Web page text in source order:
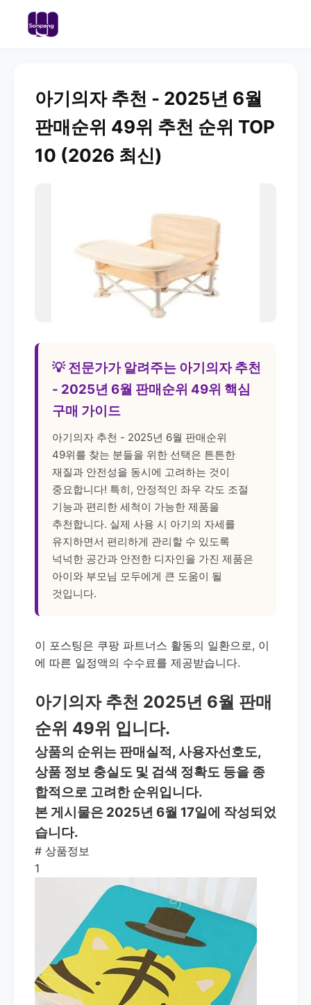
아기의자 추천 - 2025년 6월
판매순위 49위 추천 순위 TOP
10 (2026 최신)
💡 전문가가 알려주는 아기의자 추천
- 2025년 6월 판매순위 49위 핵심
구매 가이드
아기의자 추천 - 2025년 6월 판매순위
49위를 찾는 분들을 위한 선택은 튼튼한
재질과 안전성을 동시에 고려하는 것이
중요합니다! 특히, 안정적인 좌우 각도 조절
기능과 편리한 세척이 가능한 제품을
추천합니다. 실제 사용 시 아기의 자세를
유지하면서 편리하게 관리할 수 있도록
넉넉한 공간과 안전한 디자인을 가진 제품은
아이와 부모님 모두에게 큰 도움이 될
것입니다.
이 포스팅은 쿠팡 파트너스 활동의 일환으로, 이
에 따른 일정액의 수수료를 제공받습니다.
아기의자 추천 2025년 6월 판매
순위 49위 입니다.
상품의 순위는 판매실적, 사용자선호도,
상품 정보 충실도 및 검색 정확도 등을 종
합적으로 고려한 순위입니다.
본 게시물은 2025년 6월 17일에 작성되었
습니다.
# 상품정보
1